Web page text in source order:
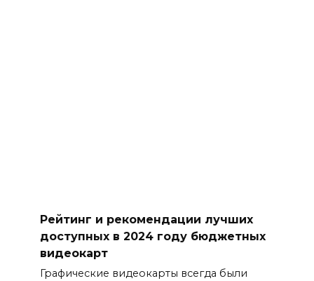
Рейтинг и рекомендации лучших
доступных в 2024 году бюджетных
видеокарт
Графические видеокарты всегда были